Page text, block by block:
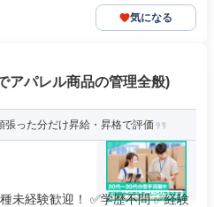
気になる
アパレル商品の管理全般)
った分だけ昇給・昇格で評価
未経験歓迎！ ✅学歴不問 ✅経験